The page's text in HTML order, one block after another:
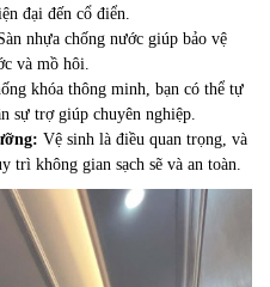
đại đến cổ điển.
nhựa chống nước giúp bảo vệ
và mồ hôi.
khóa thông minh, bạn có thể tự
sự trợ giúp chuyên nghiệp.
Vệ sinh là điều quan trọng, và
trì không gian sạch sẽ và an toàn.